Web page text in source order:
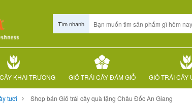
Tìm nhanh
KHAI TRƯƠNG GIỎ TRÁI CÂY ĐÁM GIỖ GIỎ TRÁI CÂY
tươi Shop bán Giỏ trái cây quà tặng Châu Đốc An Giang